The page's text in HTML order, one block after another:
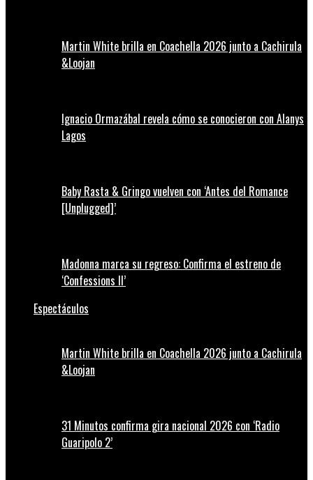
Martin White brilla en Coachella 2026 junto a Cachirula
&Loojan
Ignacio Ormazábal revela cómo se conocieron con Alanys
Lagos
Baby Rasta & Gringo vuelven con ‘Antes del Romance
[Unplugged]’
Madonna marca su regreso: Confirma el estreno de
‘Confessions II’
Espectáculos
Martin White brilla en Coachella 2026 junto a Cachirula
&Loojan
31 Minutos confirma gira nacional 2026 con ‘Radio
Guaripolo 2’